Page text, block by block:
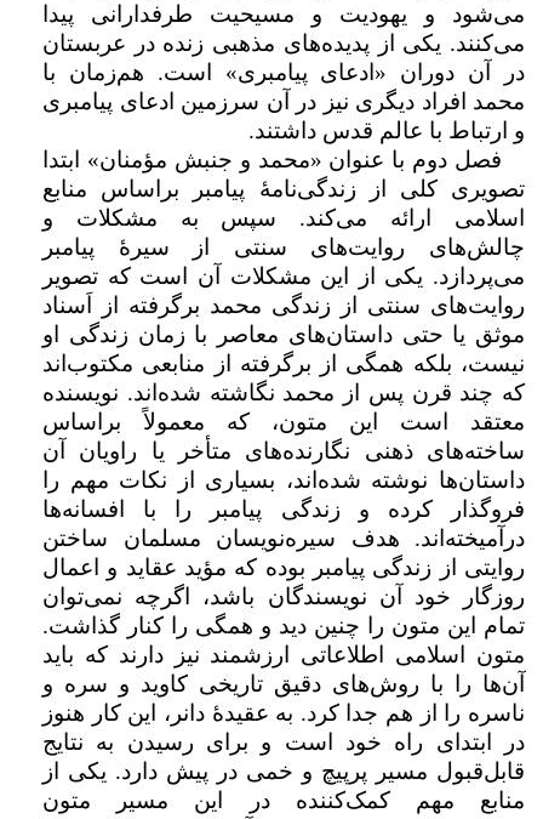
می‌شود و یهودیت و مسیحیت طرفدارانی پیدا
می‌کنند. یکی از پدیده‌های مذهبی زنده در عربستان
در آن دوران «ادعای پیامبری» است. هم‌زمان با
محمد افراد دیگری نیز در آن سرزمین ادعای پیامبری
و ارتباط با عالم قدس داشتند.
فصل دوم با عنوان «محمد و جنبش مؤمنان» ابتدا
تصویری کلی از زندگی‌نامۀ پیامبر براساس منابع
اسلامی ارائه می‌کند. سپس به مشکلات و
چالش‌های روایت‌های سنتی از سیرۀ پیامبر
می‌پردازد. یکی از این مشکلات آن است که تصویر
روایت‌های سنتی از زندگی محمد برگرفته از اَسناد
موثق یا حتی داستان‌های معاصر با زمان زندگی او
نیست، بلکه همگی از برگرفته از منابعی مکتوب‌اند
که چند قرن‌ پس از محمد نگاشته شده‌اند. نویسنده
معتقد است این متون، که معمولاً براساس
ساخته‌های ذهنی نگارنده‌های متأخر یا راویان آن
داستان‌ها نوشته شده‌اند، بسیاری از نکات مهم را
فروگذار کرده‌ و زندگی پیامبر را با افسانه‌ها
درآمیخته‌اند. هدف سیره‌نویسان مسلمان ساختن
روایتی از زندگی پیامبر بوده که مؤید عقاید و اعمال
روزگار خود آن نویسندگان باشد، اگرچه نمی‌توان
تمام این متون را چنین دید و همگی را کنار گذاشت.
متون اسلامی اطلاعاتی ارزشمند نیز دارند که باید
آن‌ها را با روش‌های دقیق تاریخی کاوید و سره و
ناسره را از هم جدا کرد. به عقیدۀ دانر، این کار هنوز
در ابتدای راه خود است و برای رسیدن به نتایج
قابل‌قبول مسیر پرپیچ و خمی در پیش دارد. یکی از
منابع مهم کمک‌کننده در این مسیر متون